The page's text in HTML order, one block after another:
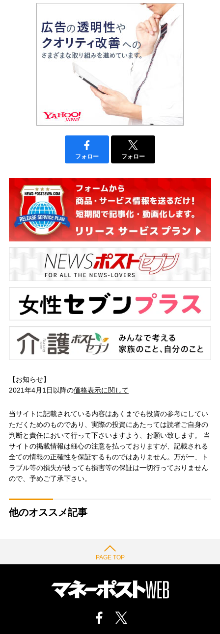
フォロー フォロー
【お知らせ】
2021年4月1日以降の価格表示に関して
当サイトに記載されている内容はあくまでも投資の参考にしてい
ただくためのものであり、実際の投資にあたっては読者ご自身の
判断と責任において行って下さいますよう、お願い致します。 当
サイトの掲載情報は細心の注意を払っておりますが、記載される
全ての情報の正確性を保証するものではありません。万が一、ト
ラブル等の損失が被っても損害等の保証は一切行っておりません
ので、予めご了承下さい。
他のオススメ記事
PAGE TOP